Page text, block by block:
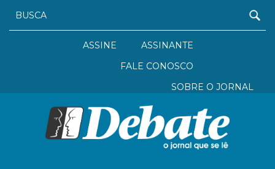
ASSINANTE
ASSINE
FALE CONOSCO
SOBRE O JORNAL